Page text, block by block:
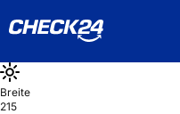
Breite
215